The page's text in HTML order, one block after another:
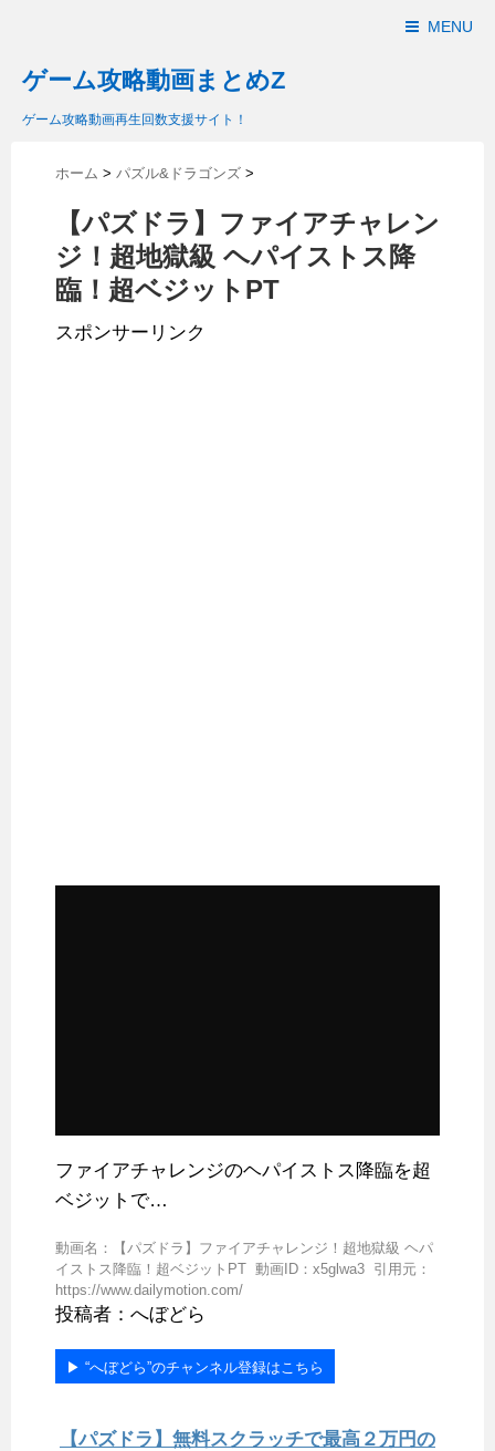
MENU
ゲーム攻略動画まとめZ
ゲーム攻略動画再生回数支援サイト！
ホーム > パズル&ドラゴンズ >
【パズドラ】ファイアチャレン
ジ！超地獄級 ヘパイストス降
臨！超ベジットPT
スポンサーリンク
ファイアチャレンジのヘパイストス降臨を超
ベジットで…
動画名：【パズドラ】ファイアチャレンジ！超地獄級 ヘパ
イストス降臨！超ベジットPT 動画ID：x5glwa3 引用元：
https://www.dailymotion.com/
投稿者：へぼどら
▶︎ “へぼどら”のチャンネル登録はこちら
【パズドラ】無料スクラッチで最高２万円の